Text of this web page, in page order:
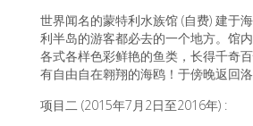
世界闻名的蒙特利水族馆 (自费) 建于
利半岛的游客都必去的一个地方。馆
各式各样色彩鲜艳的鱼类，长得千奇
有自由自在翱翔的海鸥！于傍晚返回洛
项目二 (2015年7月2日至2016年) :